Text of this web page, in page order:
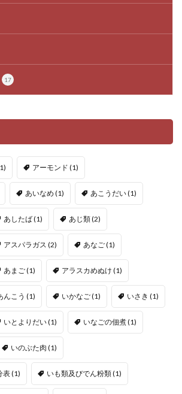
17
アーモンド (1)
あいなめ (1) あこうだい(1)
あしたば(1) あじ類(2)
アスパラガス (2) あなご(1)
あまご(1) アラスカめぬけ (1)
んこう (1) いかなご(1) いさき (1)
いとよりだい(1) いなごの佃煮(1)
いのぶた肉 (1)
表(1) いも類及びでん粉類(1)